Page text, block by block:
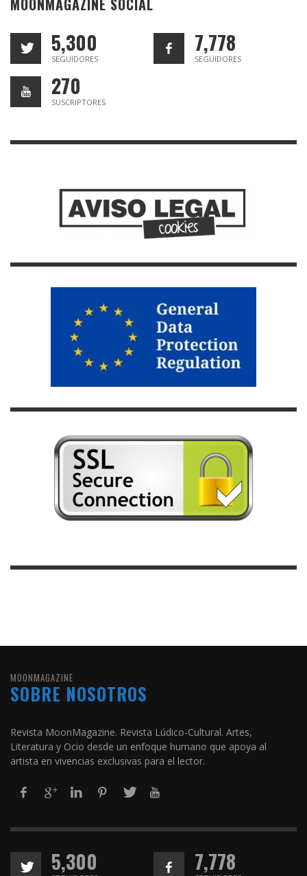
5,300
SEGUIDORES
7,778
SEGUIDORES
270
SUSCRIPTORES
MOONMAGAZINE
SOBRE NOSOTROS
Revista MoonMagazine. Revista Lúdico-Cultural. Artes,
Literatura y Ocio desde un enfoque humano que apoya al
artista en vivencias exclusivas para el lector.
5,300 7,778